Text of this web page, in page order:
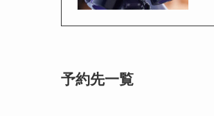
予約先一覧